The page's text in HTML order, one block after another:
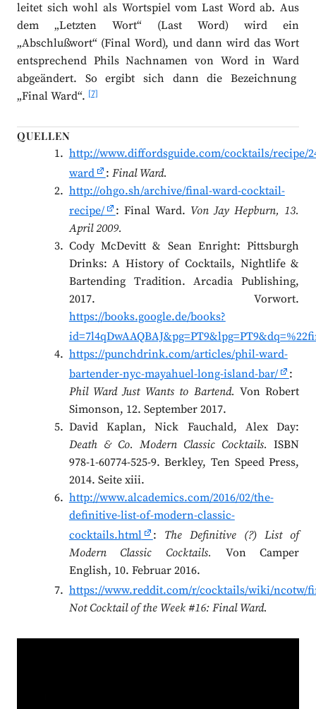
leitet sich wohl als Wortspiel vom Last Word ab. Aus
dem „Letzten Wort“ (Last Word) wird ein
„Abschlußwort“ (Final Word), und dann wird das Wort
entsprechend Phils Nachnamen von Word in Ward
abgeändert. So ergibt sich dann die Bezeichnung
„Final Ward“.[7]
QUELLEN
http://www.diffordsguide.com/cocktails/recipe/
ward
: Final Ward.
http://ohgo.sh/archive/final-ward-cocktail-
recipe/
: Final Ward. Von Jay Hepburn, 13.
April 2009.
Cody McDevitt & Sean Enright: Pittsburgh
Drinks: A History of Cocktails, Nightlife &
Bartending Tradition. Arcadia Publishing,
2017. Vorwort.
https://books.google.de/books?
https://punchdrink.com/articles/phil-ward-
bartender-nyc-mayahuel-long-island-bar/
:
Phil Ward Just Wants to Bartend. Von Robert
Simonson, 12. September 2017.
David Kaplan, Nick Fauchald, Alex Day:
Death & Co. Modern Classic Cocktails. ISBN
978-1-60774-525-9. Berkley, Ten Speed Press,
2014. Seite xiii.
http://www.alcademics.com/2016/02/the-
definitive-list-of-modern-classic-
cocktails.html
: The Definitive (?) List of
Modern Classic Cocktails. Von Camper
English, 10. Februar 2016.
https://www.reddit.com/r/cocktails/wiki/ncotw/
Not Cocktail of the Week #16: Final Ward.